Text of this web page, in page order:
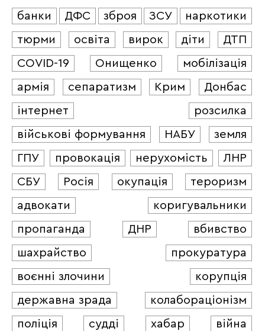
банки ДФС зброя ЗСУ
наркотики
тюрми
освіта вирок діти
ДТП
COVID-19
Онищенко
мобілізація
армія
сепаратизм Крим
Донбас
інтернет
розсилка
військові формування
НАБУ
земля
ГПУ
провокація нерухомість
ЛНР
СБУ
Росія окупація
тероризм
адвокати
коригувальники
пропаганда
ДНР
вбивство
шахрайство
прокуратура
воєнні злочини
корупція
державна зрада
колабораціонізм
поліція
судді хабар війна